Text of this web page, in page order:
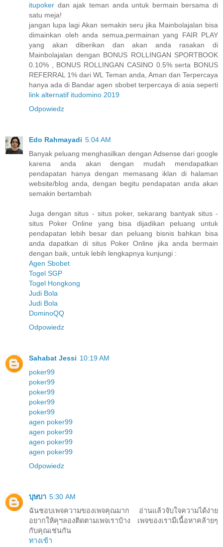
itupoker dan ajak teman anda untuk bermain bersama di
satu meja!
jangan lupa lagi Akan semakin seru jika Mainbolajalan bisa
dimainkan oleh anda semua,permainan yang FAIR PLAY
yang akan diberikan dan akan anda rasakan di
Mainbolajalan dengan BONUS ROLLINGAN SPORTBOOK
0.10% , BONUS ROLLINGAN CASINO 0.5% serta BONUS
REFERRAL 1% dari WL Teman anda, Aman dan Terpercaya
hanya ada di Bandar agen sbobet terpercaya di asia seperti
link alternatif itudomino 2019
Odpowiedz
Edo Rahmayadi 5:04 AM
Banyak peluang menghasilkan dengan Adsense dari google
karena anda akan dengan mudah mendapatkan
pendapatan hanya dengan memasang iklan di halaman
website/blog anda, dengan begitu pendapatan anda akan
semakin bertambah
Juga dengan situs - situs poker, sekarang bantyak situs -
situs Poker Online yang bisa dijadikan peluang untuk
pendapatan lebih besar dan peluang bisnis bahkan bisa
anda dapatkan di situs Poker Online jika anda bermain
dengan baik, untuk lebih lengkapnya kunjungi :
Agen Sbobet
Togel SGP
Togel Hongkong
Judi Bola
Judi Bola
DominoQQ
Odpowiedz
Sahabat Jessi 10:19 AM
poker99
poker99
poker99
poker99
poker99
agen poker99
agen poker99
agen poker99
agen poker99
Odpowiedz
บุษบา 5:30 AM
ฉันชอบเพจความของเพจคุณมาก อ่านแล้วจับใจความได้ง่าย
อยากให้คุฯลองติดตามเพจเราบ้าง เพจของเรามีเนื้อหาคล้ายๆ
กับคุณเช่นกัน
ทางเข้า